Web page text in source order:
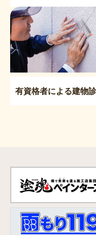
有資格者による建物